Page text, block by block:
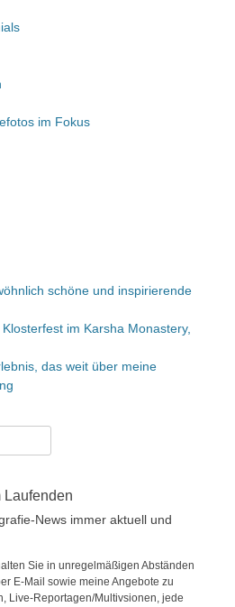
im Fokus
schöne und inspirierende
im Karsha Monastery,
das weit über meine
Laufenden
News immer aktuell und
Sie in unregelmäßigen Abständen
E-Mail sowie meine Angebote zu
Live-Reportagen/Multivsionen, jede